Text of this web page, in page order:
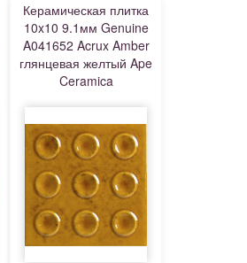
Керамическая плитка
10x10 9.1мм Genuine
A041652 Acrux Amber
глянцевая желтый Ape
Ceramica